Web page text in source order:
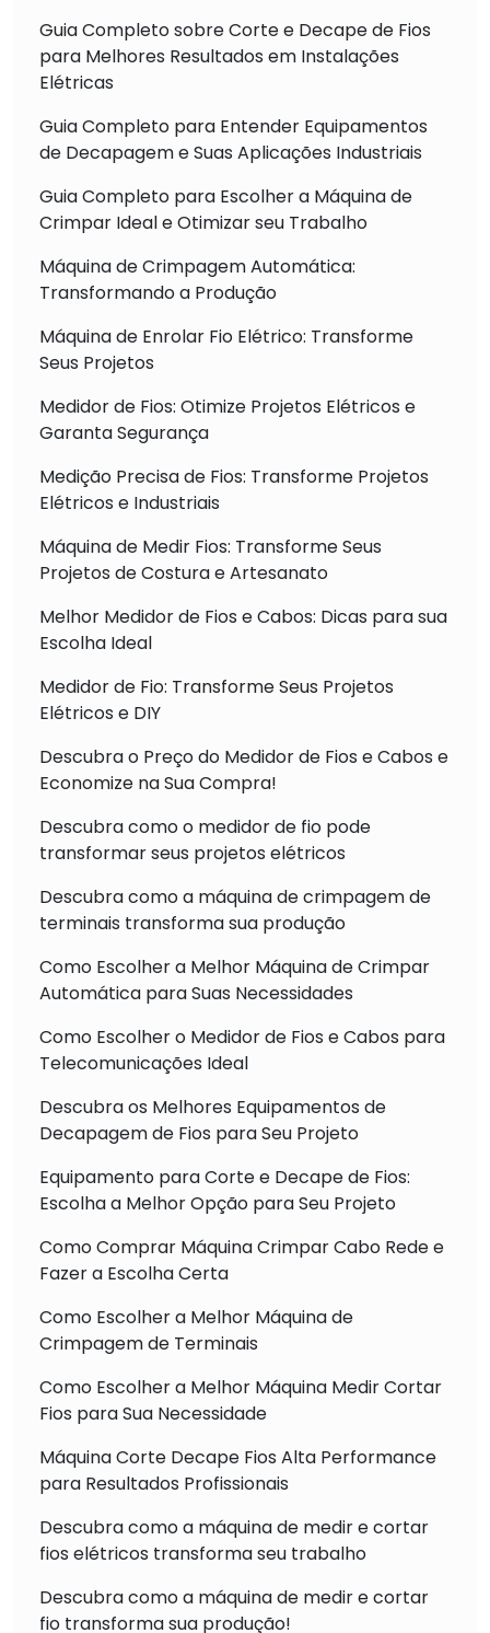
Guia Completo sobre Corte e Decape de Fios
para Melhores Resultados em Instalações
Elétricas
Guia Completo para Entender Equipamentos
de Decapagem e Suas Aplicações Industriais
Guia Completo para Escolher a Máquina de
Crimpar Ideal e Otimizar seu Trabalho
Máquina de Crimpagem Automática:
Transformando a Produção
Máquina de Enrolar Fio Elétrico: Transforme
Seus Projetos
Medidor de Fios: Otimize Projetos Elétricos e
Garanta Segurança
Medição Precisa de Fios: Transforme Projetos
Elétricos e Industriais
Máquina de Medir Fios: Transforme Seus
Projetos de Costura e Artesanato
Melhor Medidor de Fios e Cabos: Dicas para sua
Escolha Ideal
Medidor de Fio: Transforme Seus Projetos
Elétricos e DIY
Descubra o Preço do Medidor de Fios e Cabos e
Economize na Sua Compra!
Descubra como o medidor de fio pode
transformar seus projetos elétricos
Descubra como a máquina de crimpagem de
terminais transforma sua produção
Como Escolher a Melhor Máquina de Crimpar
Automática para Suas Necessidades
Como Escolher o Medidor de Fios e Cabos para
Telecomunicações Ideal
Descubra os Melhores Equipamentos de
Decapagem de Fios para Seu Projeto
Equipamento para Corte e Decape de Fios:
Escolha a Melhor Opção para Seu Projeto
Como Comprar Máquina Crimpar Cabo Rede e
Fazer a Escolha Certa
Como Escolher a Melhor Máquina de
Crimpagem de Terminais
Como Escolher a Melhor Máquina Medir Cortar
Fios para Sua Necessidade
Máquina Corte Decape Fios Alta Performance
para Resultados Profissionais
Descubra como a máquina de medir e cortar
fios elétricos transforma seu trabalho
Descubra como a máquina de medir e cortar
fio transforma sua produção!